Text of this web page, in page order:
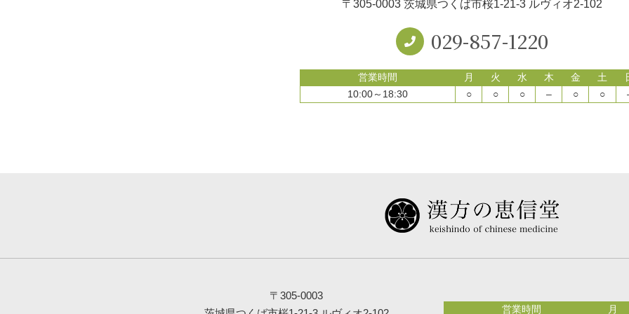
〒305-0003 茨城県つくば市桜1-21-3 ルヴィオ2-102
029-857-1220
営業時間 月 火 水 木 金 土
10:00～18:30
○ ○ ○ – ○ ○
〒305-0003
営業時間 月